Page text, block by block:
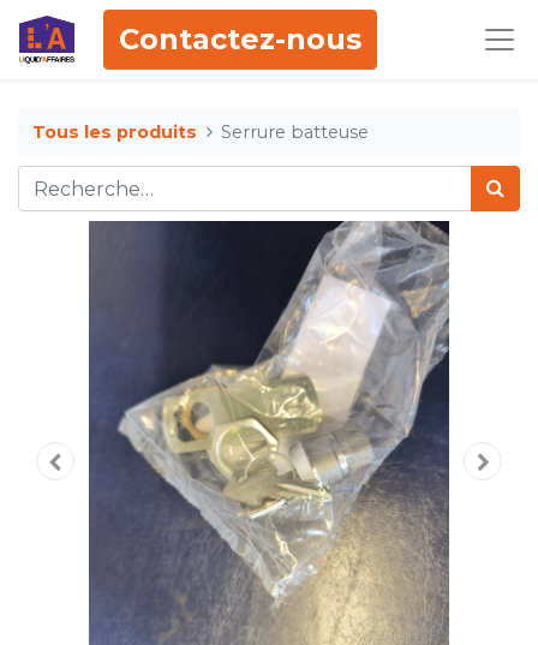
Contactez-nous
Tous les produits Serrure batteuse